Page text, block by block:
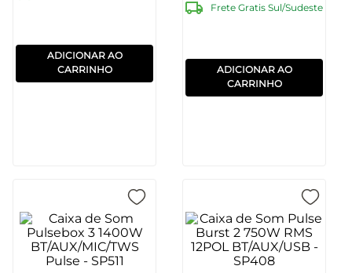
ADICIONAR AO
CARRINHO
Frete Gratis Sul/Sudeste
ADICIONAR AO
CARRINHO